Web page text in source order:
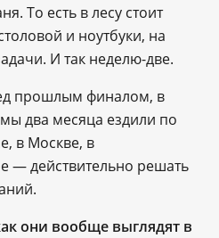
То есть в лесу стоит
и ноутбуки, на
И так неделю-две.
прошлым финалом, в
два месяца ездили по
в Москве, в
— действительно решать
они вообще выглядят в